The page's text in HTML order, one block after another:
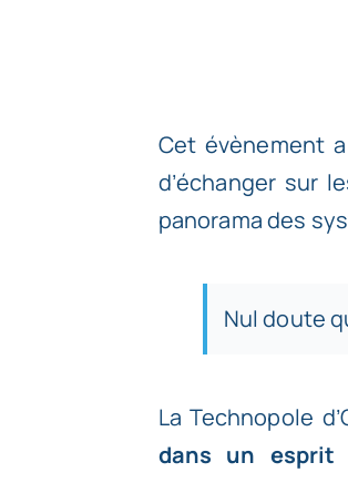
Cet évènement
d’échanger sur
panorama des
Nul doute
La Technopole
dans un esprit